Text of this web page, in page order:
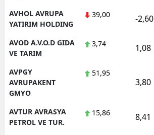
AVHOL AVRUPA
YATIRIM HOLDING
39,00 -2,60
AVOD A.V.O.D GIDA
VE TARIM
3,74 1,08
AVPGY
AVRUPAKENT
GMYO
51,95
3,80
AVTUR AVRASYA
PETROL VE TUR.
15,86 8,41